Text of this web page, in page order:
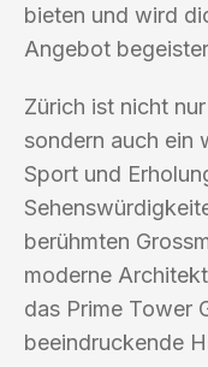
bieten und wird
Angebot
Zürich ist nicht
sondern auch ein
Sport und
berühmten
moderne
das Prime Tower
beeindruckende